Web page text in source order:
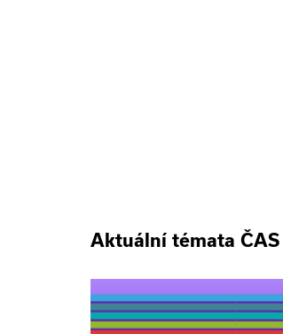
Aktuální témata ČAS